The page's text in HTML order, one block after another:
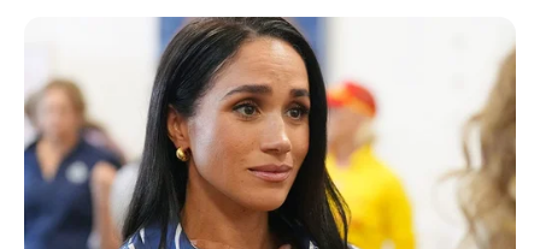
Bikin Ngakak, 10 Potret
Cosplay Murah Pakai Bahan
Seadanya